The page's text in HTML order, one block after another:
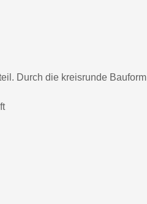
Durch die kreisrunde